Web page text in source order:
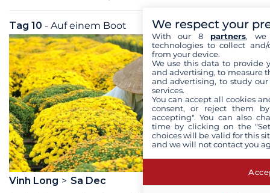
Tag 10 - Auf einem Boot Do. 10 September 2026
Vinh Long
Sa Dec
We respect your
With our 8 partners, we
technologies to collect
from your device.
We use this data to provide
and advertising, to measure
and advertising, to study
services.
You can accept all cookies
consent, or reject them
accepting". You can also
time by clicking on the
choices will be valid for this
and we will not contact you